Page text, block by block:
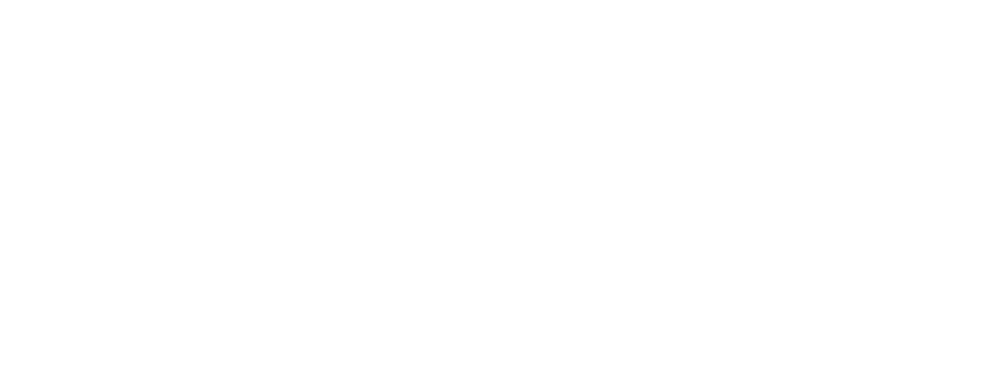
cca 1 km). Vo vzdialenosti cca 200 m sú ponúkané vodné športy (čiastočne od miestnych poskytovateľov). Golfové ihrisko sa
Niektoré služby sú závislé od ročného obdobia a od miestnych klimatických podmienok. Jazyky: angličtina, nemčina, ruština a
rozkladacou pohovkou, detskou postieľkou (zdarma), varnou kanvicou (zdarma), balkónom alebo terasou, trezorom (za poplatok) a
rozkladacou pohovkou, detskou postieľkou (zdarma), varnou kanvicou (zdarma), balkónom alebo terasou, trezorom (za poplatok) a
so sprchou.